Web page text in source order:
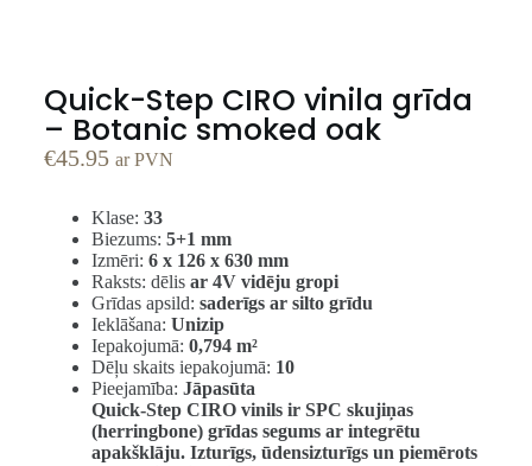
Quick-Step CIRO vinila grīda
– Botanic smoked oak
€45.95 ar PVN
Klase: 33
Biezums: 5+1 mm
Izmēri: 6 x 126 x 630 mm
Raksts: dēlis ar 4V vidēju gropi
Grīdas apsild: saderīgs ar silto grīdu
Ieklāšana: Unizip
Iepakojumā: 0,794 m²
Dēļu skaits iepakojumā: 10
Pieejamība: Jāpasūta
Quick-Step CIRO vinils ir SPC skujiņas
(herringbone) grīdas segums ar integrētu
apakšklāju. Izturīgs, ūdensizturīgs un piemērots